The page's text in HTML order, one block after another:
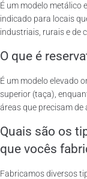
É um modelo metálico
indicado para locais
industriais, rurais e de
O que é
É um modelo elevado
superior (taça),
áreas que precisam de
Quais são os
que vocês
Fabricamos diversos